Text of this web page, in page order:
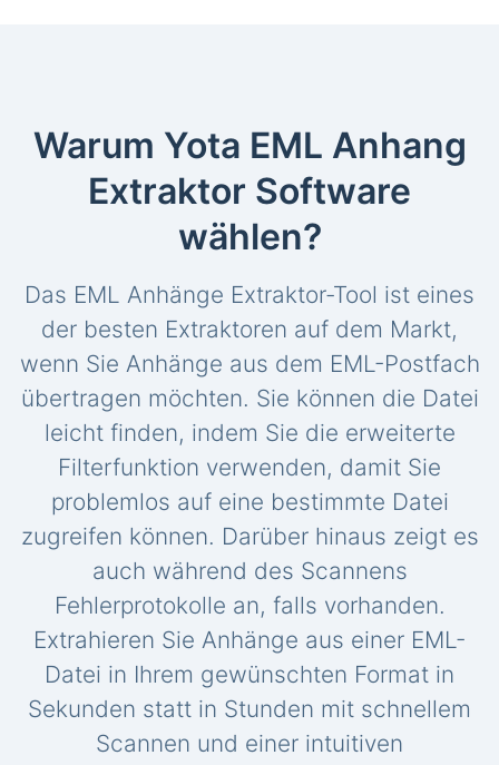
Warum Yota EML Anhang
Extraktor Software
wählen?
Das EML Anhänge Extraktor-Tool ist eines
der besten Extraktoren auf dem Markt,
wenn Sie Anhänge aus dem EML-Postfach
übertragen möchten. Sie können die Datei
leicht finden, indem Sie die erweiterte
Filterfunktion verwenden, damit Sie
problemlos auf eine bestimmte Datei
zugreifen können. Darüber hinaus zeigt es
auch während des Scannens
Fehlerprotokolle an, falls vorhanden.
Extrahieren Sie Anhänge aus einer EML-
Datei in Ihrem gewünschten Format in
Sekunden statt in Stunden mit schnellem
Scannen und einer intuitiven